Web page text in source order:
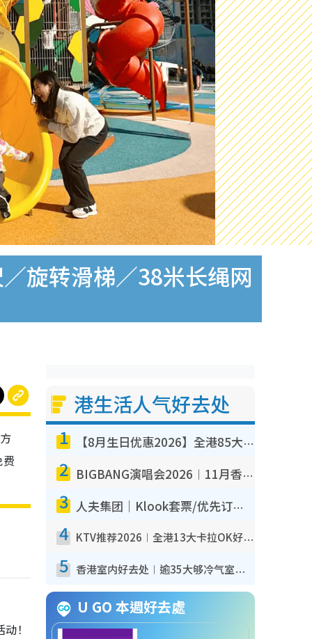
旋转滑梯／38米长绳网
！
港生活人气好去处
1 【8月生日优惠2026】全港85大食买玩著数攻略 自助餐/火锅放题同行免费＋诚品/DONKI送现金券
2 BIGBANG演唱会2026︱11月香港启德开3场！实名制VIP申请、优先购票攻略
3 人夫集团｜Klook套票/优先订票/公开售票抢票攻略！附票价.购票连结.场地座位表
4 KTV推荐2026︱全港13大卡拉OK好去处！最低36元起 日语歌都有！(附地址+收费详情)
5 香港室内好去处︱逾35大够冷气室内好去处推荐 室内活动免费避雨无惧下雨
U GO 本週好去處